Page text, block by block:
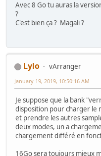
Avec 8 Go tu auras la
?
C'est bien ça ? Magali ?
Lylo
vArranger
January 19, 2019, 10:50:16 AM
Je suppose que la bank
disposition pour charger le
et prendre les autres
deux modes, un a
chargement différé en
16Go sera toujours mieux